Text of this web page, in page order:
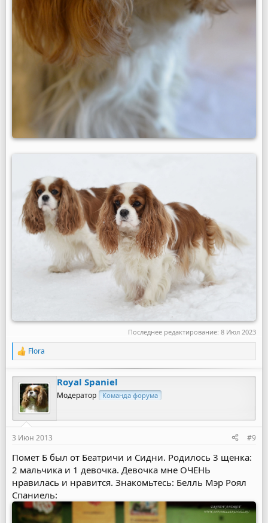
Последнее редактирование: 8 Июл 2023
Р
а
к
и
и
:
Flora
Royal Spaniel
Модератор Команда форума
3 Июн 2013 #9
Помет Б был от Беатричи и Сидни. Родилось 3 щенка:
2 мальчика и 1 девочка. Девочка мне ОЧЕНЬ
нравилась и нравится. Знакомьтесь: Белль Мэр Роял
Спаниель: